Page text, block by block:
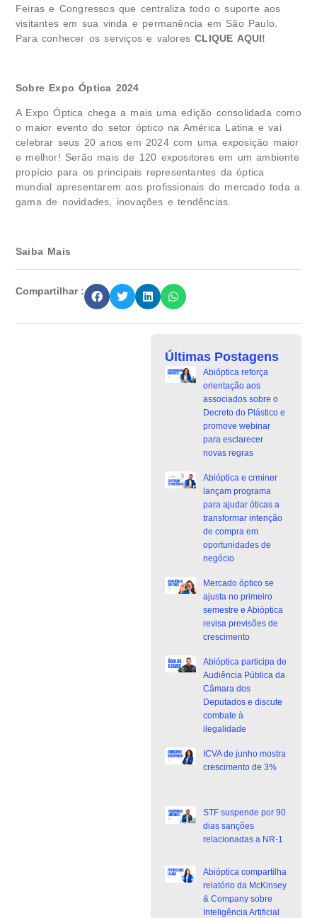
Feiras e Congressos que centraliza todo o suporte aos
visitantes em sua vinda e permanência em São Paulo.
Para conhecer os serviços e valoresCLIQUE AQUI!
Sobre Expo Óptica 2024
A Expo Óptica chega a mais uma edição consolidada como
o maior evento do setor óptico na América Latina e vai
celebrar seus 20 anos em 2024 com uma exposição maior
e melhor! Serão mais de 120 expositores em um ambiente
propício para os principais representantes da óptica
mundial apresentarem aos profissionais do mercado toda a
gama de novidades, inovações e tendências.
Saiba Mais
Compartilhar :
Últimas Postagens
Abióptica reforça
orientação aos
associados sobre o
Decreto do Plástico e
promove webinar
para esclarecer
novas regras
Abióptica e crminer
lançam programa
para ajudar óticas a
transformar intenção
de compra em
oportunidades de
negócio
Mercado óptico se
ajusta no primeiro
semestre e Abióptica
revisa previsões de
crescimento
Abióptica participa de
Audiência Pública da
Câmara dos
Deputados e discute
combate à
ilegalidade
ICVA de junho mostra
crescimento de 3%
STF suspende por 90
dias sanções
relacionadas a NR-1
Abióptica compartilha
relatório da McKinsey
& Company sobre
Inteligência Artificial